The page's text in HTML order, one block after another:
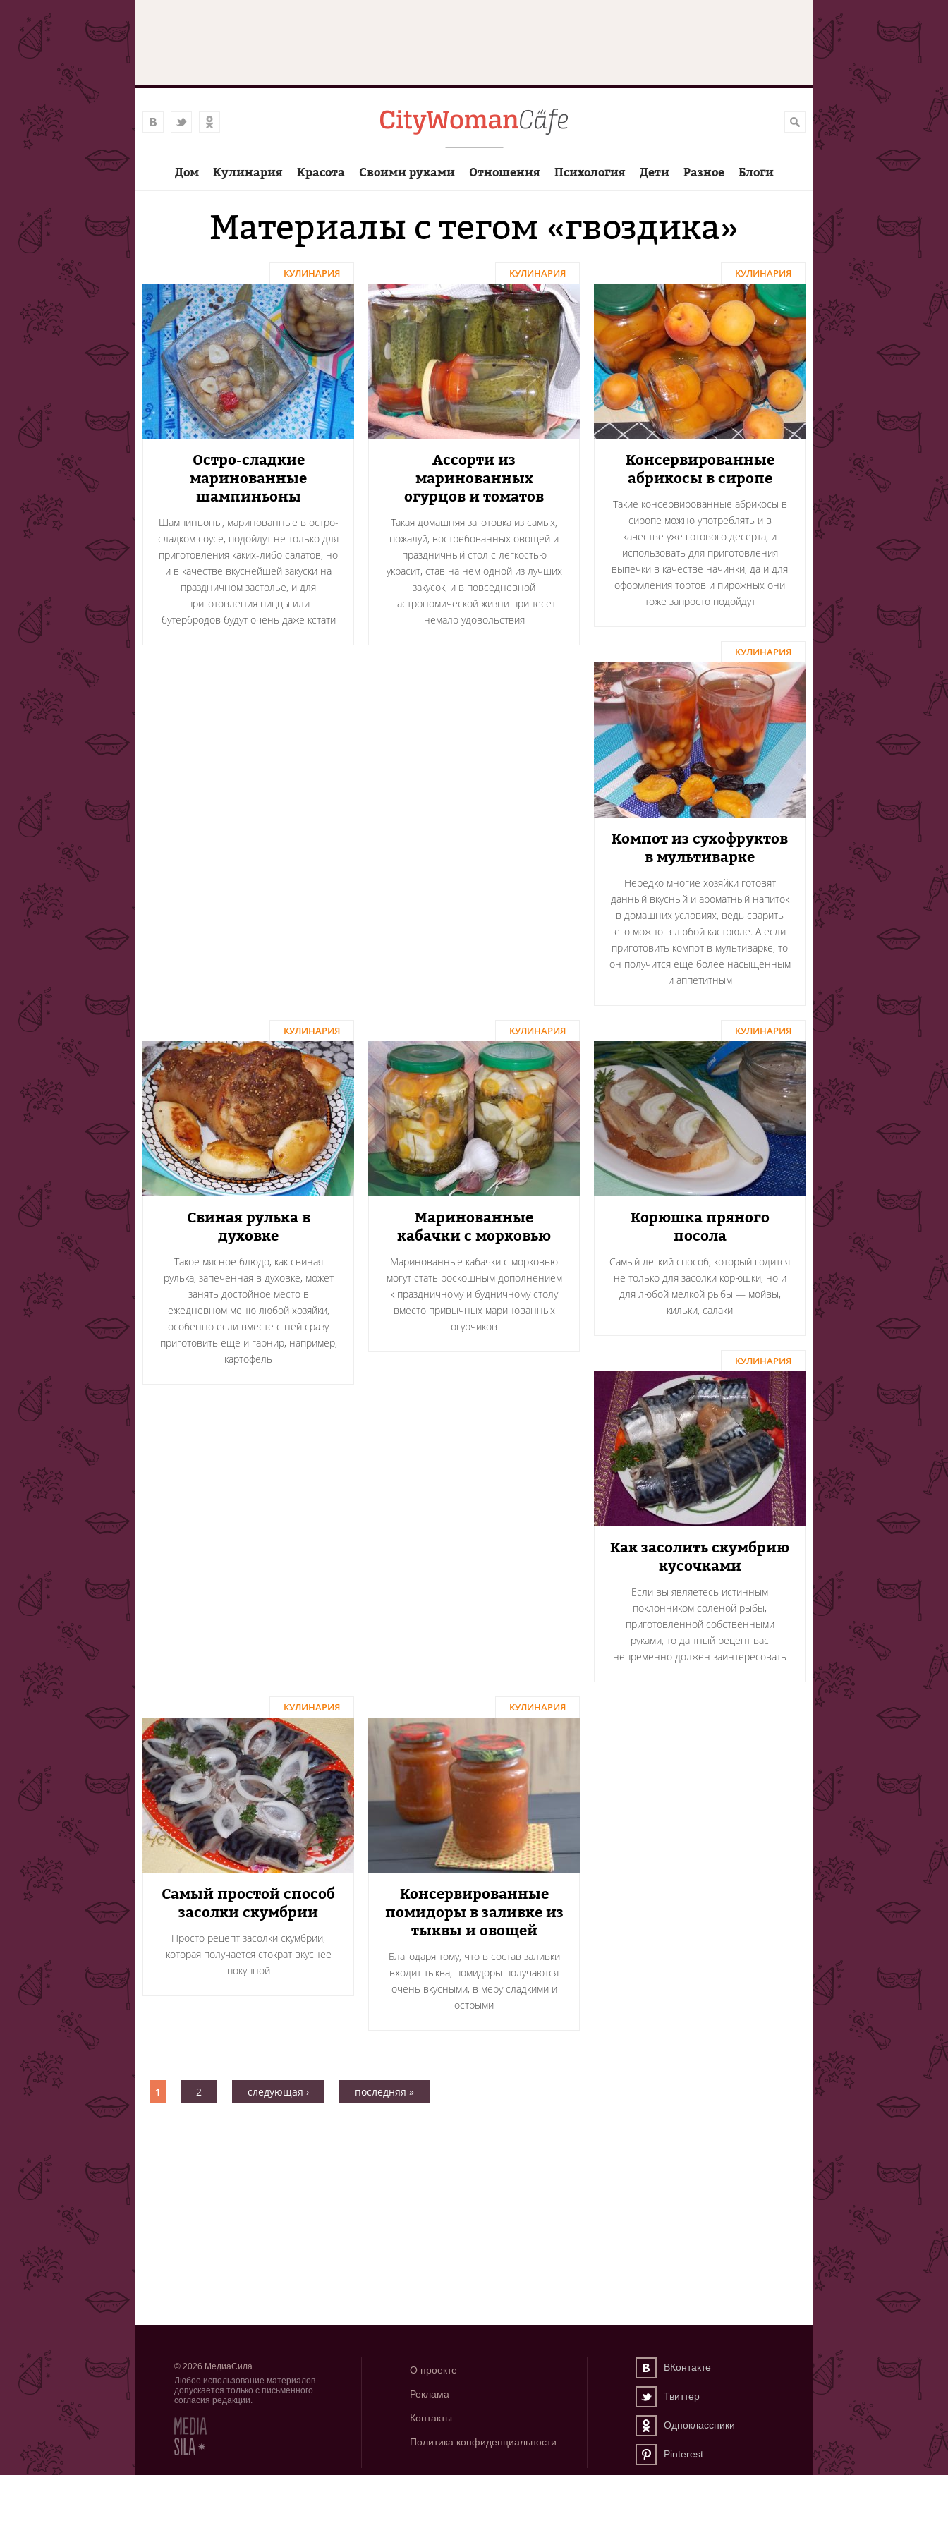
Дом Кулинария Красота Своими руками Отношения Психология Дети Разное Блоги
Материалы с тегом «гвоздика»
КУЛИНАРИЯ
Остро-сладкие
маринованные
шампиньоны
Шампиньоны, маринованные в остро-
сладком соусе, подойдут не только для
приготовления каких-либо салатов, но
и в качестве вкуснейшей закуски на
праздничном застолье, и для
приготовления пиццы или
бутербродов будут очень даже кстати
КУЛИНАРИЯ
Ассорти из
маринованных
огурцов и томатов
Такая домашняя заготовка из самых,
пожалуй, востребованных овощей и
праздничный стол с легкостью
украсит, став на нем одной из лучших
закусок, и в повседневной
гастрономической жизни принесет
немало удовольствия
КУЛИНАРИЯ
Консервированные
абрикосы в сиропе
Такие консервированные абрикосы в
сиропе можно употреблять и в
качестве уже готового десерта, и
использовать для приготовления
выпечки в качестве начинки, да и для
оформления тортов и пирожных они
тоже запросто подойдут
КУЛИНАРИЯ
Компот из сухофруктов
в мультиварке
Нередко многие хозяйки готовят
данный вкусный и ароматный напиток
в домашних условиях, ведь сварить
его можно в любой кастрюле. А если
приготовить компот в мультиварке, то
он получится еще более насыщенным
и аппетитным
КУЛИНАРИЯ
Свиная рулька в
духовке
Такое мясное блюдо, как свиная
рулька, запеченная в духовке, может
занять достойное место в
ежедневном меню любой хозяйки,
особенно если вместе с ней сразу
приготовить еще и гарнир, например,
картофель
КУЛИНАРИЯ
Маринованные
кабачки с морковью
Маринованные кабачки с морковью
могут стать роскошным дополнением
к праздничному и будничному столу
вместо привычных маринованных
огурчиков
КУЛИНАРИЯ
Корюшка пряного
посола
Самый легкий способ, который годится
не только для засолки корюшки, но и
для любой мелкой рыбы — мойвы,
кильки, салаки
КУЛИНАРИЯ
Как засолить скумбрию
кусочками
Если вы являетесь истинным
поклонником соленой рыбы,
приготовленной собственными
руками, то данный рецепт вас
непременно должен заинтересовать
КУЛИНАРИЯ
Самый простой способ
засолки скумбрии
Просто рецепт засолки скумбрии,
которая получается стократ вкуснее
покупной
КУЛИНАРИЯ
Консервированные
помидоры в заливке из
тыквы и овощей
Благодаря тому, что в состав заливки
входит тыква, помидоры получаются
очень вкусными, в меру сладкими и
острыми
Страницы
1 2 следующая › последняя »
© 2026 МедиаСила
Любое использование материалов
допускается только с письменного
согласия редакции.
О проекте
Реклама
Контакты
Политика конфиденциальности
ВКонтакте
Твиттер
Одноклассники
Pinterest